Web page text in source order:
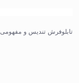
تابلوفرش تندیس و مفهومی